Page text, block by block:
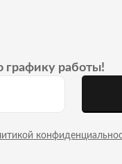
графику работы!